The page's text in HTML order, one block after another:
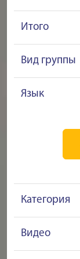
Итого
Вид группы
Язык
Категория
Видео